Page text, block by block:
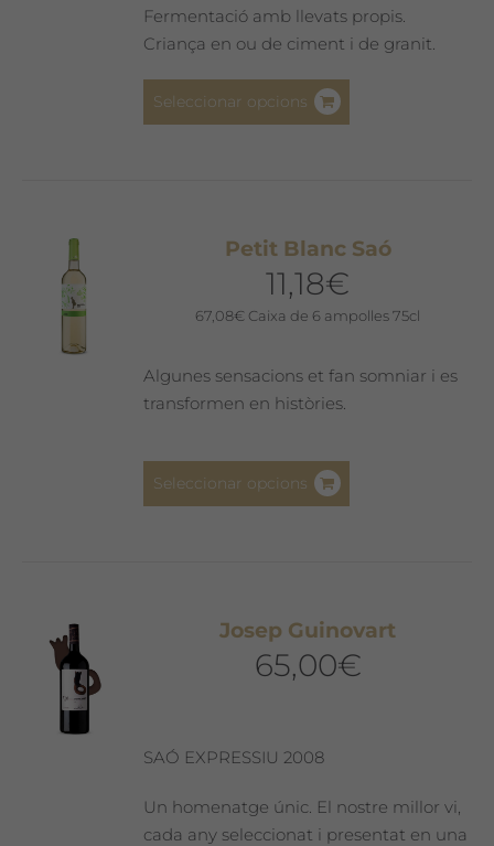
Fermentació amb llevats propis.
Criança en ou de ciment i de granit.
Seleccionar opcions
opcions
poden
a
Petit Blanc Saó
11,18€
67,08€ Caixa de 6 ampolles 75cl
Algunes sensacions et fan somniar i es
transformen en històries.
Seleccionar opcions
opcions
pàgina
del
Josep Guinovart
65,00€
SAÓ EXPRESSIU 2008
Un homenatge únic. El nostre millor vi,
cada any seleccionat i presentat en una